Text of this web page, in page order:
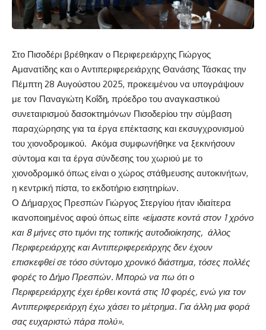
Στο Πισοδέρι βρέθηκαν ο Περιφερειάρχης Γιώργος
Αμανατίδης και ο Αντιπεριφερειάρχης Θανάσης Τάσκας την
Πέμπτη 28 Αυγούστου 2025, προκειμένου να υπογράψουν
με τον Παναγιώτη Κοΐδη, πρόεδρο του αναγκαστικού
συνεταιρισμού δασοκτημόνων Πισοδερίου την σύμβαση
παραχώρησης για τα έργα επέκτασης και εκσυγχρονισμού
του χιονοδρομικού. Ακόμα συμφωνήθηκε να ξεκινήσουν
σύντομα και τα έργα σύνδεσης του χωριού με το
χιονοδρομικό όπως είναι ο χώρος στάθμευσης αυτοκινήτων,
η κεντρική πίστα, το εκδοτήριο εισητηρίων.
Ο Δήμαρχος Πρεσπών Γιώργος Στεργίου ήταν ιδιαίτερα
ικανοποιημένος αφού όπως είπε «είμαστε κοντά στον 1 χρόνο
και 8 μήνες στο τιμόνι της τοπικής αυτοδιοίκησης, άλλος
Περιφερειάρχης και Αντιπεριφερειάρχης δεν έχουν
επισκεφθεί σε τόσο σύντομο χρονικό διάστημα, τόσες πολλές
φορές το Δήμο Πρεσπών. Μπορώ να πω ότι ο
Περιφερειάρχης έχει έρθει κοντά στις 10 φορές, ενώ για τον
Αντιπεριφερειάρχη έχω χάσει το μέτρημα. Για άλλη μια φορά
σας ευχαριστώ πάρα πολύ».